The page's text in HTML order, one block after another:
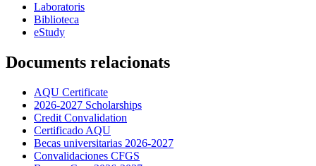
Laboratoris
Biblioteca
eStudy
Documents relacionats
AQU Certificate
2026-2027 Scholarships
Credit Convalidation
Certificado AQU
Becas universitarias 2026-2027
Convalidaciones CFGS